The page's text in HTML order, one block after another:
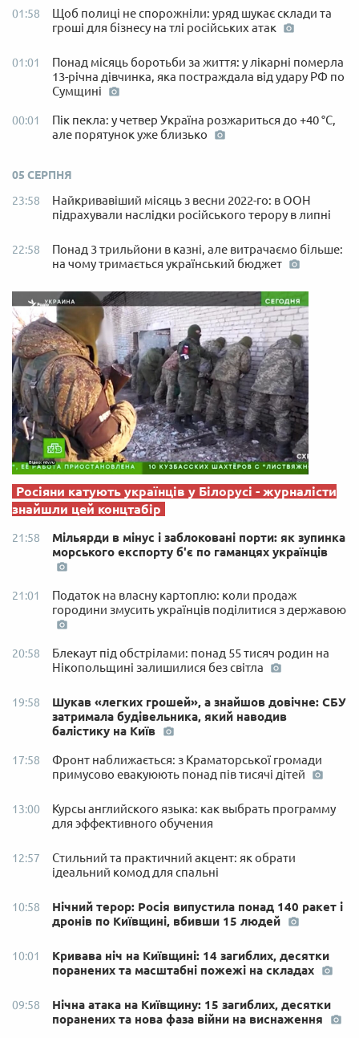
01:58
Щоб полиці не спорожніли: уряд шукає склади та
гроші для бізнесу на тлі російських атак
01:01
Понад місяць боротьби за життя: у лікарні померла
13-річна дівчинка, яка постраждала від удару РФ по
Сумщині
00:01
Пік пекла: у четвер Україна розжариться до +40 °C,
але порятунок уже близько
05 СЕРПНЯ
23:58
Найкривавіший місяць з весни 2022-го: в ООН
підрахували наслідки російського терору в липні
22:58
Понад 3 трильйони в казні, але витрачаємо більше:
на чому тримається український бюджет
Росіяни катують українців у Білорусі - журналісти
знайшли цей концтабір
21:58
Мільярди в мінус і заблоковані порти: як зупинка
морського експорту б'є по гаманцях українців
21:01
Податок на власну картоплю: коли продаж
городини змусить українців поділитися з державою
20:58
Блекаут під обстрілами: понад 55 тисяч родин на
Нікопольщині залишилися без світла
19:58
Шукав «легких грошей», а знайшов довічне: СБУ
затримала будівельника, який наводив
балістику на Київ
17:58
Фронт наближається: з Краматорської громади
примусово евакуюють понад пів тисячі дітей
13:00
Курсы английского языка: как выбрать программу
для эффективного обучения
12:57
Стильний та практичний акцент: як обрати
ідеальний комод для спальні
10:58
Нічний терор: Росія випустила понад 140 ракет і
дронів по Київщині, вбивши 15 людей
10:01
Кривава ніч на Київщині: 14 загиблих, десятки
поранених та масштабні пожежі на складах
09:58
Нічна атака на Київщину: 15 загиблих, десятки
поранених та нова фаза війни на виснаження